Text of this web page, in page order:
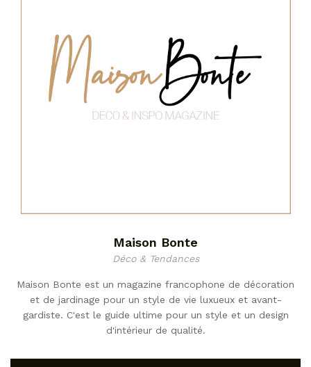
Maison Bonte
Déco & Tendances
Maison Bonte est un magazine francophone de décoration
et de jardinage pour un style de vie luxueux et avant-
gardiste. C'est le guide ultime pour un style et un design
d'intérieur de qualité.